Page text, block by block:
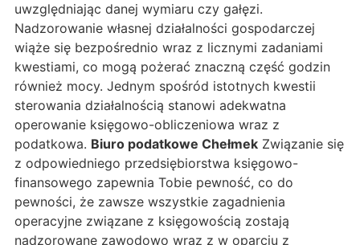
uwzględniając danej wymiaru czy gałęzi.
Nadzorowanie własnej działalności gospodarczej
wiąże się bezpośrednio wraz z licznymi zadaniami
kwestiami, co mogą pożerać znaczną część godzin
również mocy. Jednym spośród istotnych kwestii
sterowania działalnością stanowi adekwatna
operowanie księgowo-obliczeniowa wraz z
podatkowa. Biuro podatkowe Chełmek Związanie się
z odpowiedniego przedsiębiorstwa księgowo-
finansowego zapewnia Tobie pewność, co do
pewności, że zawsze wszystkie zagadnienia
operacyjne związane z księgowością zostają
nadzorowane zawodowo wraz z w oparciu z